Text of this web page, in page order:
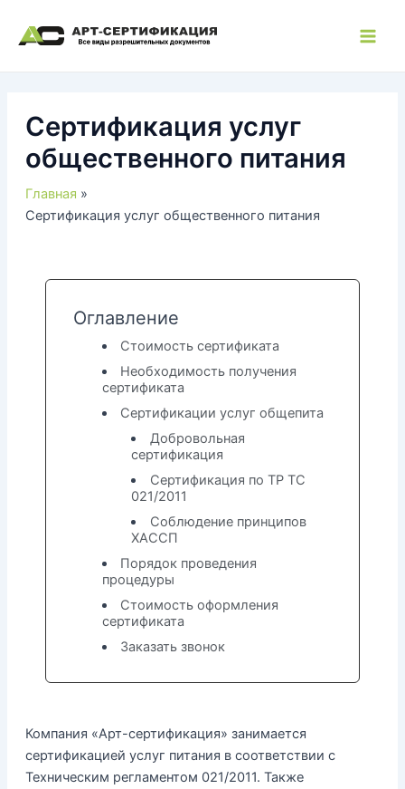
Сертификация услуг
общественного питания
Главная
Сертификация услуг общественного питания
Оглавление
Стоимость сертификата
Необходимость получения
сертификата
Сертификации услуг общепита
Добровольная
сертификация
Сертификация по ТР ТС
021/2011
Соблюдение принципов
ХАССП
Порядок проведения
процедуры
Стоимость оформления
сертификата
Заказать звонок
Компания «Арт-сертификация» занимается
сертификацией услуг питания в соответствии с
Техническим регламентом 021/2011. Также